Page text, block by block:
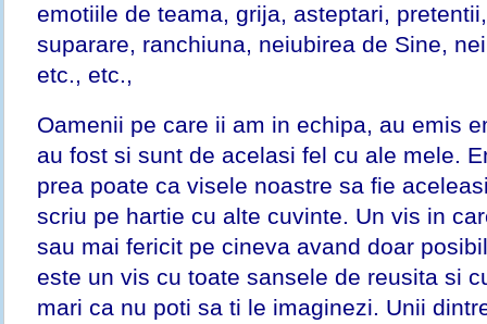
emotiile de teama, grija, asteptari,
suparare, ranchiuna, neiubirea de Sine,
etc., etc.,
Oamenii pe care ii am in echipa, au emis
au fost si sunt de acelasi fel cu ale mele.
prea poate ca visele noastre sa fie
scriu pe hartie cu alte cuvinte. Un vis in
sau mai fericit pe cineva avand doar
este un vis cu toate sansele de reusita si
mari ca nu poti sa ti le imaginezi. Unii